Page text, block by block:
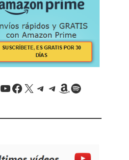
YouTube
Facebook
X / Twitter
Telegram
Telegram
Amazon
Spotify